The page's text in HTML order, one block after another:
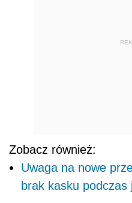
Zobacz również:
Uwaga na nowe
brak kasku podczas